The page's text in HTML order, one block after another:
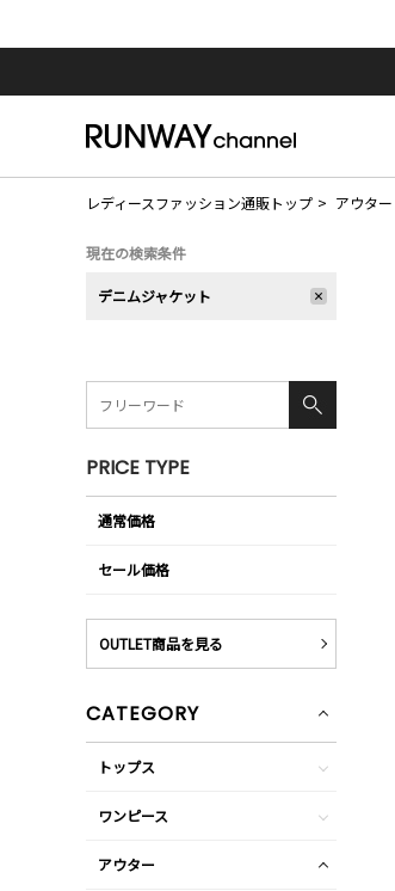
レディースファッション通販トップ アウター
現在の検索条件
デニムジャケット
PRICE TYPE
通常価格
セール価格
OUTLET商品を見る
CATEGORY
トップス
ワンピース
アウター